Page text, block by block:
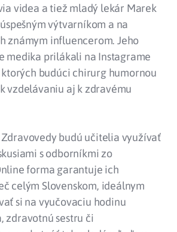
videa a tiež mladý lekár Marek
výtvarníkom a na
známym influencerom. Jeho
medika prilákali na Instagrame
budúci chirurg humornou
vzdelávaniu aj k zdravému
budú učitelia využívať
s odborníkmi zo
forma garantuje ich
celým Slovenskom, ideálnym
si na vyučovaciu hodinu
zdravotnú sestru či